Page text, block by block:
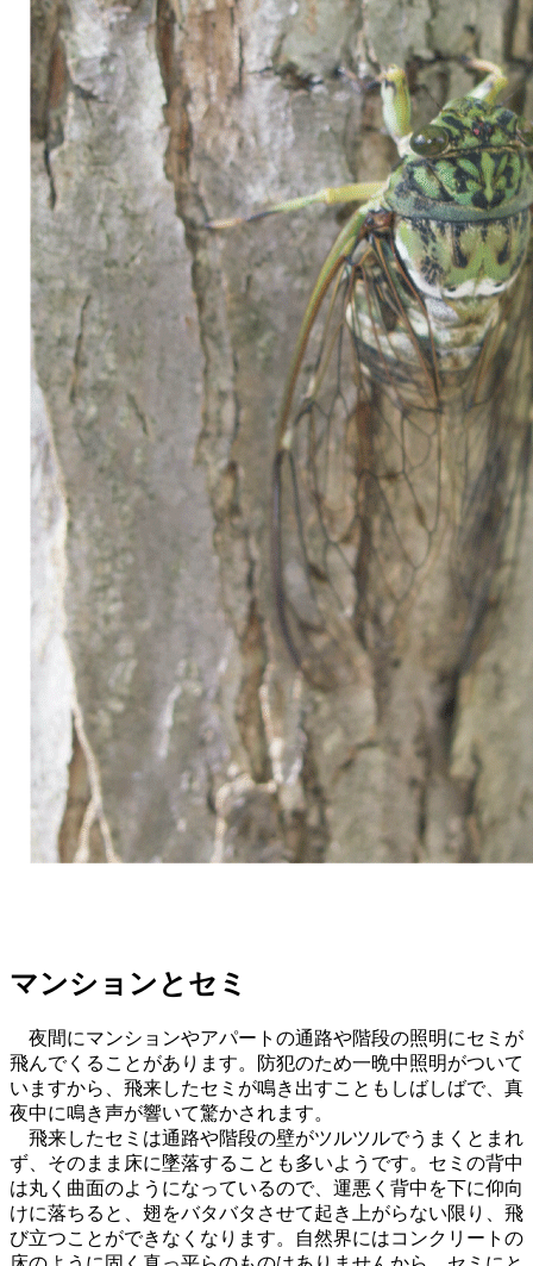
マンションとセミ
夜間にマンションやアパートの通路や階段の照明にセミが
飛んでくることがあります。防犯のため一晩中照明がついて
いますから、飛来したセミが鳴き出すこともしばしばで、真
夜中に鳴き声が響いて驚かされます。
飛来したセミは通路や階段の壁がツルツルでうまくとまれ
ず、そのまま床に墜落することも多いようです。セミの背中
は丸く曲面のようになっているので、運悪く背中を下に仰向
けに落ちると、翅をバタバタさせて起き上がらない限り、飛
び立つことができなくなります。自然界にはコンクリートの